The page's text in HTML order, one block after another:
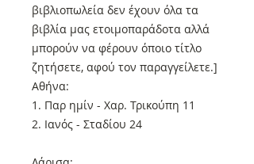
βιβλιοπωλεία δεν έχουν όλα τα
βιβλία μας ετοιμοπαράδοτα αλλά
μπορούν να φέρουν όποιο τίτλο
ζητήσετε, αφού τον παραγγείλετε.]
Αθήνα:
1. Παρ ημίν - Χαρ. Τρικούπη 11
2. Ιανός - Σταδίου 24